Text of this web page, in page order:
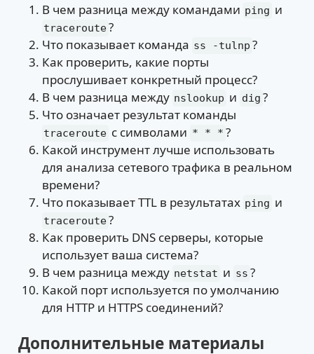
В чем разница между командами ping и
traceroute?
Что показывает команда ss -tulnp ?
Как проверить, какие порты
прослушивает конкретный процесс?
В чем разница между nslookup и dig ?
Что означает результат команды
traceroute с символами * * * ?
Какой инструмент лучше использовать
для анализа сетевого трафика в реальном
времени?
Что показывает TTL в результатах ping и
traceroute?
Как проверить DNS серверы, которые
использует ваша система?
В чем разница между netstat и ss ?
Какой порт используется по умолчанию
для HTTP и HTTPS соединений?
Дополнительные материалы